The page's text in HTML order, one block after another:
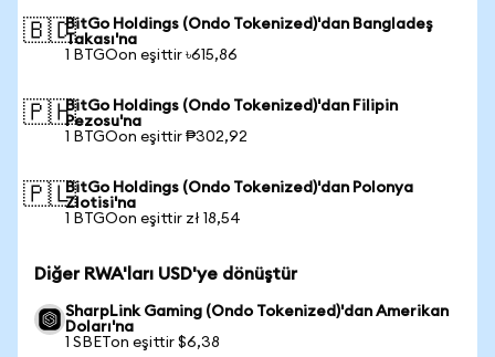
🇧🇩BitGo Holdings (Ondo Tokenized)'dan Bangladeş
Takası'na
1 BTGOon eşittir ৳615,86
🇵🇭BitGo Holdings (Ondo Tokenized)'dan Filipin
Pezosu'na
1 BTGOon eşittir ₱302,92
🇵🇱BitGo Holdings (Ondo Tokenized)'dan Polonya
Zlotisi'na
1 BTGOon eşittir zł 18,54
Diğer RWA'ları USD'ye dönüştür
SharpLink Gaming (Ondo Tokenized)'dan Amerikan
Doları'na
1 SBETon eşittir $6,38